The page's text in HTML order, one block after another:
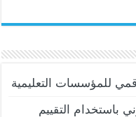
للمؤسسات التعليمية
باستخدام التقييم